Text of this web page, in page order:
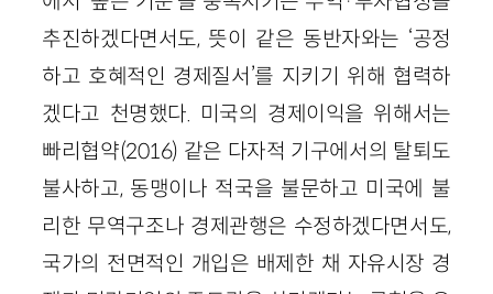
추진하겠다면서도, 뜻이 같은 동반자와는 ‘공정
하고 호혜적인 경제질서’를 지키기 위해 협력하
겠다고 천명했다. 미국의 경제이익을 위해서는
빠리협약(2016) 같은 다자적 기구에서의 탈퇴도
불사하고, 동맹이나 적국을 불문하고 미국에 불
리한 무역구조나 경제관행은 수정하겠다면서도,
국가의 전면적인 개입은 배제한 채 자유시장 경